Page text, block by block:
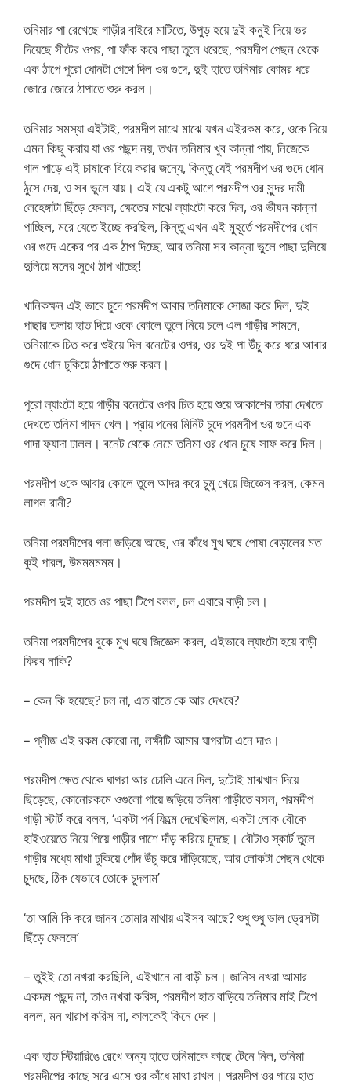
তনিমার পা রেখেছে গাড়ীর বাইরে মাটিতে, উপুড় হয়ে দুই কনুই দিয়ে ভর
দিয়েছে সীটের ওপর, পা ফাঁক করে পাছা তুলে ধরেছে, পরমদীপ পেছন থেকে
এক ঠাপে পুরো ধোনটা গেথে দিল ওর গুদে, দুই হাতে তনিমার কোমর ধরে
জোরে জোরে ঠাপাতে শুরু করল।
তনিমার সমস্যা এইটাই, পরমদীপ মাঝে মাঝে যখন এইরকম করে, ওকে দিয়ে
এমন কিছু করায় যা ওর পছন্দ নয়, তখন তনিমার খুব কান্না পায়, নিজেকে
গাল পাড়ে এই চাষাকে বিয়ে করার জন্যে, কিন্তু যেই পরমদীপ ওর গুদে ধোন
ঠুসে দেয়, ও সব ভুলে যায়। এই যে একটু আগে পরমদীপ ওর সুন্দর দামী
লেহেঙ্গাটা ছিঁড়ে ফেলল, ক্ষেতের মাঝে ল্যাংটো করে দিল, ওর ভীষন কান্না
পাচ্ছিল, মরে যেতে ইচ্ছে করছিল, কিন্তু এখন এই মুহূর্তে পরমদীপের ধোন
ওর গুদে একের পর এক ঠাপ দিচ্ছে, আর তনিমা সব কান্না ভুলে পাছা দুলিয়ে
দুলিয়ে মনের সুখে ঠাপ খাচ্ছে!
খানিকক্ষন এই ভাবে চুদে পরমদীপ আবার তনিমাকে সোজা করে দিল, দুই
পাছার তলায় হাত দিয়ে ওকে কোলে তুলে নিয়ে চলে এল গাড়ীর সামনে,
তনিমাকে চিত করে শুইয়ে দিল বনেটের ওপর, ওর দুই পা উঁচু করে ধরে আবার
গুদে ধোন ঢুকিয়ে ঠাপাতে শুরু করল।
পুরো ল্যাংটো হয়ে গাড়ীর বনেটের ওপর চিত হয়ে শুয়ে আকাশের তারা দেখতে
দেখতে তনিমা গাদন খেল। প্রায় পনের মিনিট চুদে পরমদীপ ওর গুদে এক
গাদা ফ্যাদা ঢালল। বনেট থেকে নেমে তনিমা ওর ধোন চুষে সাফ করে দিল।
পরমদীপ ওকে আবার কোলে তুলে আদর করে চুমু খেয়ে জিজ্ঞেস করল, কেমন
লাগল রানী?
তনিমা পরমদীপের গলা জড়িয়ে আছে, ওর কাঁধে মুখ ঘষে পোষা বেড়ালের মত
কুই পারল, উমমমমমম।
পরমদীপ দুই হাতে ওর পাছা টিপে বলল, চল এবারে বাড়ী চল।
তনিমা পরমদীপের বুকে মুখ ঘষে জিজ্ঞেস করল, এইভাবে ল্যাংটো হয়ে বাড়ী
ফিরব নাকি?
– কেন কি হয়েছে? চল না, এত রাতে কে আর দেখবে?
– প্লীজ এই রকম কোরো না, লক্ষীটি আমার ঘাগরাটা এনে দাও।
পরমদীপ ক্ষেত থেকে ঘাগরা আর চোলি এনে দিল, দুটোই মাঝখান দিয়ে
ছিড়েছে, কোনোরকমে ওগুলো গায়ে জড়িয়ে তনিমা গাড়ীতে বসল, পরমদীপ
গাড়ী স্টার্ট করে বলল, ‘একটা পর্ন ফিল্মে দেখেছিলাম, একটা লোক বৌকে
হাইওয়েতে নিয়ে গিয়ে গাড়ীর পাশে দাঁড় করিয়ে চুদছে। বৌটাও স্কার্ট তুলে
গাড়ীর মধ্যে মাথা ঢুকিয়ে পোঁদ উঁচু করে দাঁড়িয়েছে, আর লোকটা পেছন থেকে
চুদছে, ঠিক যেভাবে তোকে চুদলাম’
‘তা আমি কি করে জানব তোমার মাথায় এইসব আছে? শুধু শুধু ভাল ড্রেসটা
ছিঁড়ে ফেললে’
– তুইই তো নখরা করছিলি, এইখানে না বাড়ী চল। জানিস নখরা আমার
একদম পছন্দ না, তাও নখরা করিস, পরমদীপ হাত বাড়িয়ে তনিমার মাই টিপে
বলল, মন খারাপ করিস না, কালকেই কিনে দেব।
এক হাত স্টিয়ারিঙে রেখে অন্য হাতে তনিমাকে কাছে টেনে নিল, তনিমা
পরমদীপের কাছে সরে এসে ওর কাঁধে মাথা রাখল। পরমদীপ ওর গায়ে হাত